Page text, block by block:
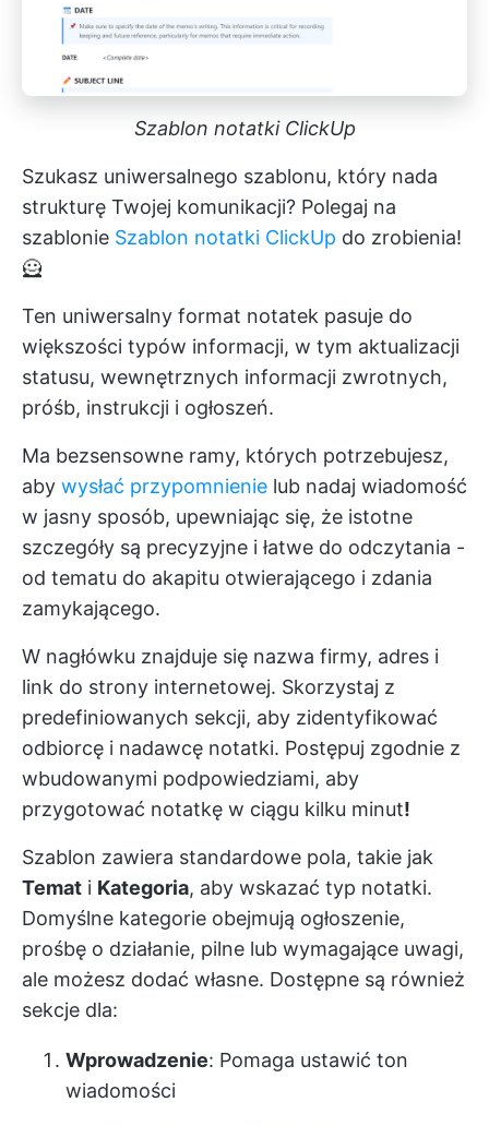
Szablon notatki ClickUp
Szukasz uniwersalnego szablonu, który nada
strukturę Twojej komunikacji? Polegaj na
szablonie Szablon notatki ClickUp do zrobienia!
🦸
Ten uniwersalny format notatek pasuje do
większości typów informacji, w tym aktualizacji
statusu, wewnętrznych informacji zwrotnych,
próśb, instrukcji i ogłoszeń.
Ma bezsensowne ramy, których potrzebujesz,
aby wysłać przypomnienie lub nadaj wiadomość
w jasny sposób, upewniając się, że istotne
szczegóły są precyzyjne i łatwe do odczytania -
od tematu do akapitu otwierającego i zdania
zamykającego.
W nagłówku znajduje się nazwa firmy, adres i
link do strony internetowej. Skorzystaj z
predefiniowanych sekcji, aby zidentyfikować
odbiorcę i nadawcę notatki. Postępuj zgodnie z
wbudowanymi podpowiedziami, aby
przygotować notatkę w ciągu kilku minut!
Szablon zawiera standardowe pola, takie jak
Temat i Kategoria, aby wskazać typ notatki.
Domyślne kategorie obejmują ogłoszenie,
prośbę o działanie, pilne lub wymagające uwagi,
ale możesz dodać własne. Dostępne są również
sekcje dla:
Wprowadzenie: Pomaga ustawić ton
wiadomości